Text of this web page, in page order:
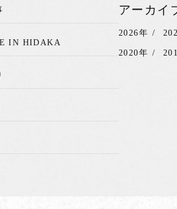
IN HIDAKA
アーカイ
2026年
2020年